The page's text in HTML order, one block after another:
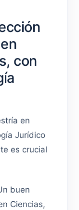
con
en
Jurídico
es crucial
buen
Ciencias,